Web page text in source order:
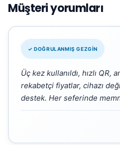
Müşteri yorumları
✓ DOĞRULANMIŞ GEZGIN
“
Üç kez kullanıldı, hızlı QR,
rekabetçi fiyatlar, cihazı
destek. Her seferinde